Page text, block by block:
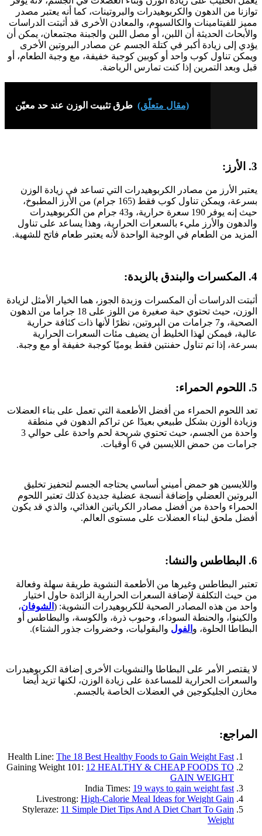
توازنا من الدهون والكربوهيدرات والبروتينات، كما أنه يعتبر مصدر
مميز للفيتامينات والكالسيوم، والمعادن الأخرى قد أثبتت الدراسات
والأبحاث الحديثة أن اللبن، أو مصل اللبن والجبنة مجتمعان، يمكن أن
يؤدي إلى زيادة أكبر في كتلة الجسم عن مصادر البروتين الأخرى
ويمكن تناول كوب واحد أو كوبين كوجبة خفيفة، مع وجبة الطعام، أو
قبل وبعد التمرين إذا كنت تمارس الرياضة.
(مقال متعلّق) طرق تثبيت الوزن عند حد معيّن
3. الأرز:
يعتبر الأرز من مصادر الكربوهيدرات التي تساعد في زيادة الوزن
بسرعة، ويمكن تناول كوب فقط (165 جرام) من الأرز المطبوخ،
حيث إنه يوفر 190 سعرة حرارية، و43 جرام من الكربوهيدرات
والدهون والأرز مليء بالسعرات الحرارية، وهذا يساعد على تناول
المزيد من الطعام في الوجبة الواحدة لأنه يعتبر طعام فاتح للشهية.
4. المكسرات والبندق بالزبدة:
أثبتت الدراسات أن المكسرات وزبدة الجوز، هما الخيار الأمثل لزيادة
الوزن، حيث تحتوي حبة صغيرة من اللوز على 18 جراما من الدهون
الصحية، و7 جرامات من البروتين، نظرًا لأنها ذات كثافة حرارية
عالية، فيمكن لهذا الخليط أن يضيف مئات السعرات الحرارية
بسرعة، إذا تم تناول حفنتين فقط يوميًا كوجبة خفيفة أو مع وجبة.
5. اللحوم الحمراء:
تعد اللحوم الحمراء من أفضل الأطعمة التي تعمل على بناء العضلات
وزيادة الوزن بشكل طبيعي بعيدًا عن تراكم الدهون في منطقة
واحدة من الجسم، حيث تحتوي شريحة لحم واحدة على حوالي 3
جرامات من حمض اللايسين في 6 أوقيات.
واللايسين هو حمض أميني أساسي يحتاجه الجسم لتحفيز تخليق
البروتين العضلي وإضافة أنسجة عضلية جديدة كذلك تعتبر اللحوم
الحمراء واحدة من أفضل مصادر الكرياتين الغذائي، والذي قد يكون
أفضل ملحق لبناء العضلات على مستوى العالم.
6. البطاطس والنشا:
تعتبر البطاطس وغيرها من الأطعمة النشوية طريقة سهلة وفعالة
من حيث التكلفة لإضافة السعرات الحرارية الزائدة حاول اختيار
واحد من هذه المصادر الصحية للكربوهيدرات النشوية: ( الشوفان،
والكينوا، والحنطة السوداء، وحبوب ذرة، والكوسة، والبطاطس أو
البطاطا الحلوة، و الفول والبقوليات، وخضروات جذور الشتاء).
لا يقتصر الأمر على البطاطا والنشويات الأخرى إضافة الكربوهيدرات
والسعرات الحرارية للمساعدة على زيادة الوزن، لكنها تزيد أيضا
مخازن الجليكوجين في العضلات الخاصة بالجسم.
المراجع:
Health Line: The 18 Best Healthy Foods to Gain Weight Fast
Gaining Weight 101: 12 HEALTHY & CHEAP FOODS TO
GAIN WEIGHT
India Times: 19 ways to gain weight fast
Livestrong: High-Calorie Meal Ideas for Weight Gain
Styleraze: 11 Simple Diet Tips And A Diet Chart To Gain
Weight